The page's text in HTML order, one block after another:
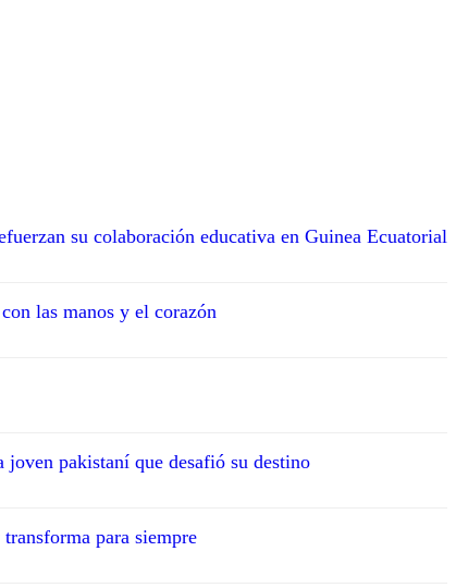
su colaboración educativa en Guinea Ecuatorial
las manos y el corazón
pakistaní que desafió su destino
para siempre